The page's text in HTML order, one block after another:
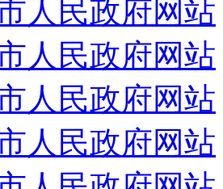
人民政府网站
人民政府网站
人民政府网站
人民政府网站